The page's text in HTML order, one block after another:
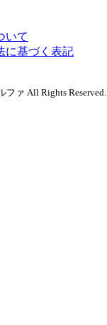
いて
に基づく表記
ファ All Rights Reserved.